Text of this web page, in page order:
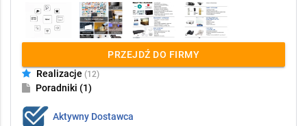
PRZEJDŹ DO FIRMY
Realizacje (12)
Poradniki (1)
Aktywny Dostawca